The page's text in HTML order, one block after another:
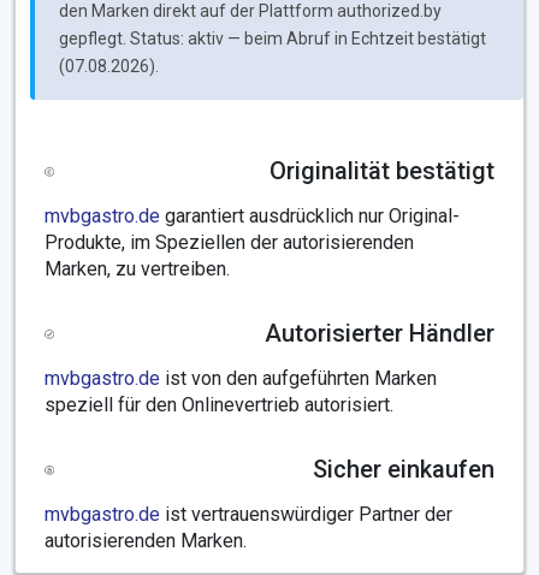
den Marken direkt auf der Plattform authorized.by
gepflegt. Status: aktiv — beim Abruf in Echtzeit bestätigt
(07.08.2026).
Originalität bestätigt
mvbgastro.de garantiert ausdrücklich nur Original-
Produkte, im Speziellen der autorisierenden
Marken, zu vertreiben.
Autorisierter Händler
mvbgastro.de ist von den aufgeführten Marken
speziell für den Onlinevertrieb autorisiert.
Sicher einkaufen
mvbgastro.de ist vertrauenswürdiger Partner der
autorisierenden Marken.